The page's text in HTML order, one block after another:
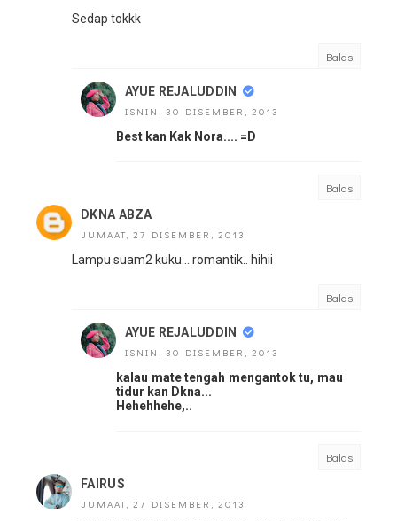
Sedap tokkk
Balas
AYUE REJALUDDIN
ISNIN, 30 DISEMBER, 2013
Best kan Kak Nora.... =D
Balas
DKNA ABZA
JUMAAT, 27 DISEMBER, 2013
Lampu suam2 kuku... romantik.. hihii
Balas
AYUE REJALUDDIN
ISNIN, 30 DISEMBER, 2013
kalau mate tengah mengantok tu, mau
tidur kan Dkna...
Hehehhehe,..
Balas
FAIRUS
JUMAAT, 27 DISEMBER, 2013